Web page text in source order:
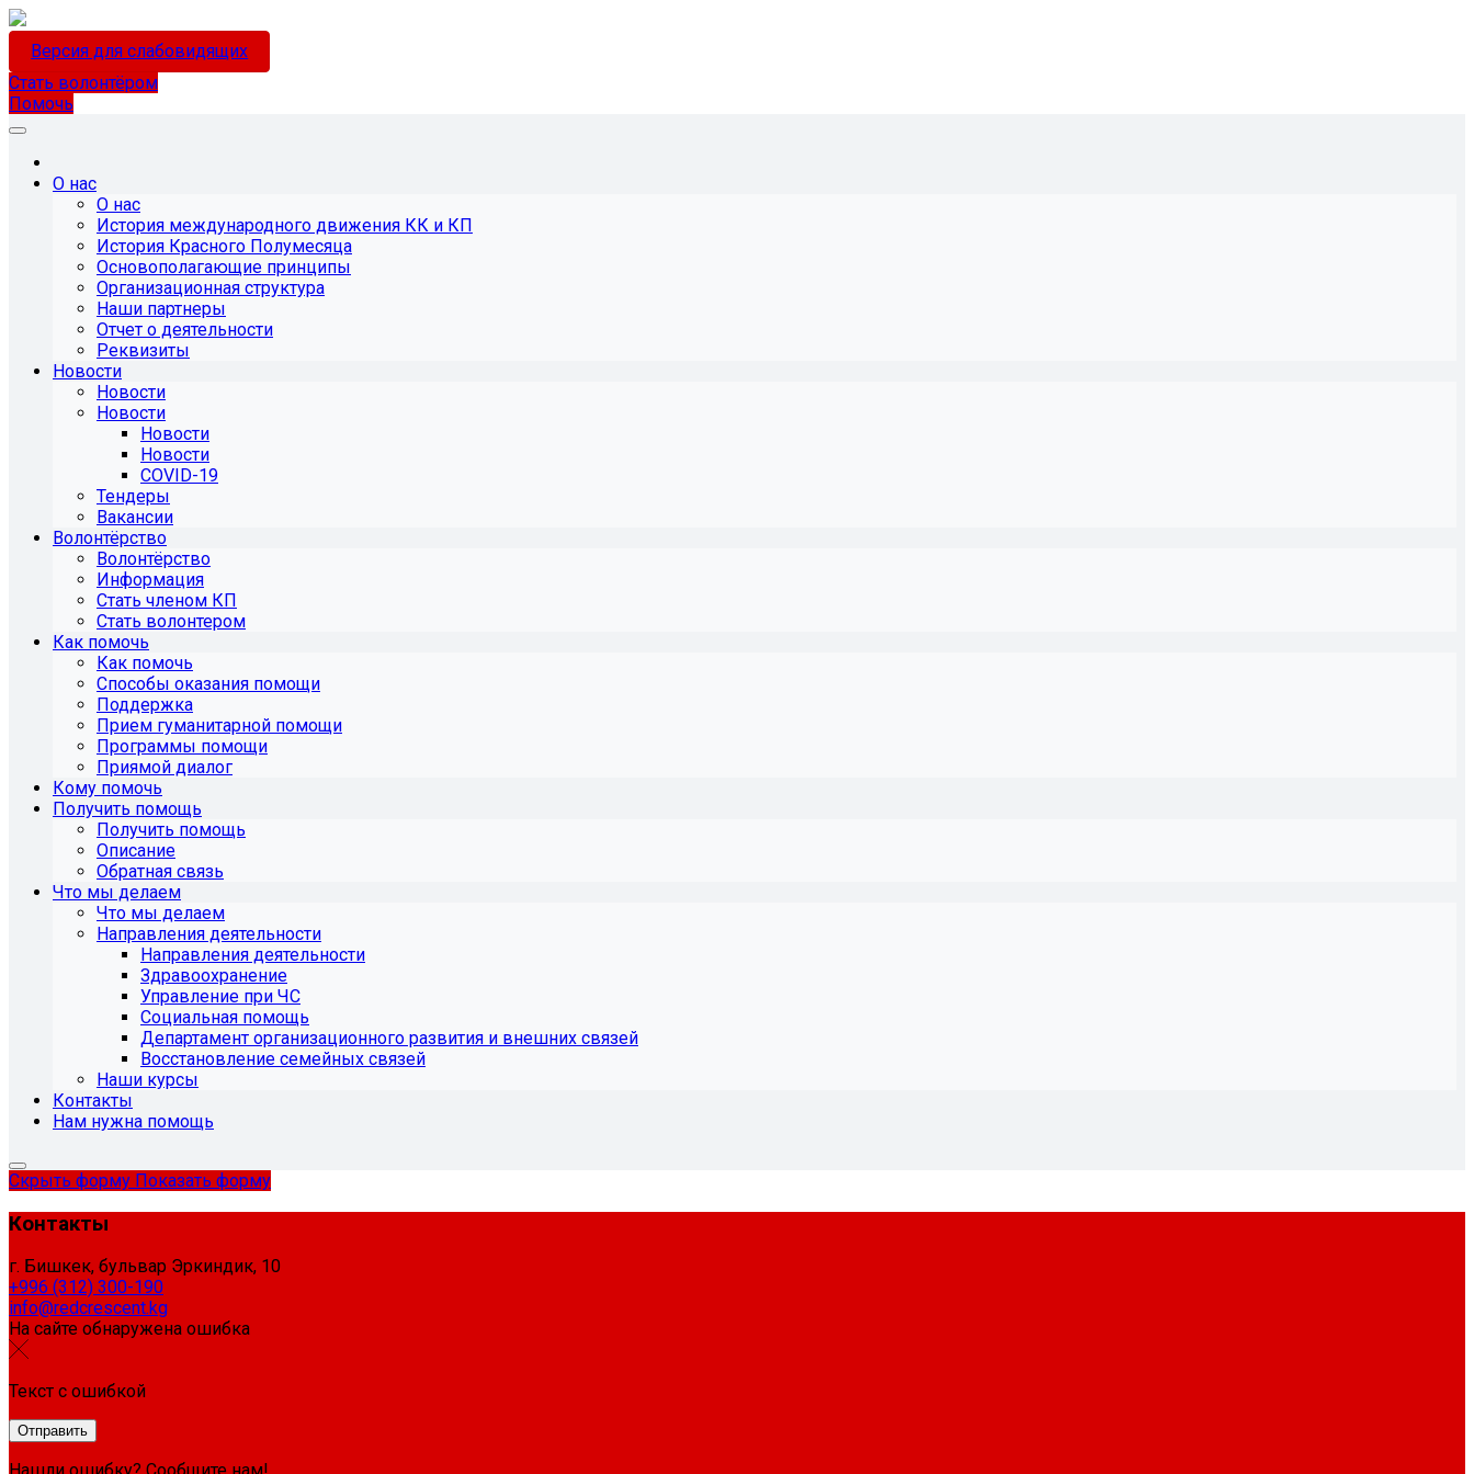
Версия для слабовидящих
Стать волонтёром
Помочь
О нас
О нас
История международного движения КК и КП
История Красного Полумесяца
Основополагающие принципы
Организационная структура
Наши партнеры
Отчет о деятельности
Реквизиты
Новости
Новости
Новости
Новости
Новости
COVID-19
Тендеры
Вакансии
Волонтёрство
Волонтёрство
Информация
Стать членом КП
Стать волонтером
Как помочь
Как помочь
Способы оказания помощи
Поддержка
Прием гуманитарной помощи
Программы помощи
Приямой диалог
Кому помочь
Получить помощь
Получить помощь
Описание
Обратная связь
Что мы делаем
Что мы делаем
Направления деятельности
Направления деятельности
Здравоохранение
Управление при ЧС
Социальная помощь
Департамент организационного развития и внешних связей
Восстановление семейных связей
Наши курсы
Контакты
Нам нужна помощь
Скрыть форму Показать форму
Контакты
г. Бишкек, бульвар Эркиндик, 10
+996 (312) 300-190
info@redcrescent.kg
На сайте обнаружена ошибка
Текст с ошибкой